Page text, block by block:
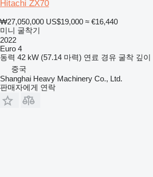
Hitachi ZX70
₩27,050,000 US$19,000 ≈ €16,440
미니 굴착기
2022
Euro 4
동력 42 kW (57.14 마력) 연료 경유 굴착 깊이
중국
Shanghai Heavy Machinery Co., Ltd.
판매자에게 연락